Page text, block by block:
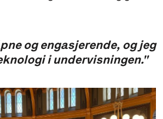
og engasjerende, og jeg
i undervisningen."